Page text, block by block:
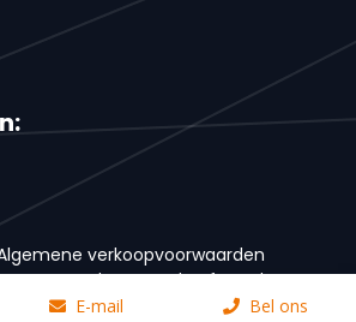
verkoopvoorwaarden
Code of conduct
E-mail Bel ons